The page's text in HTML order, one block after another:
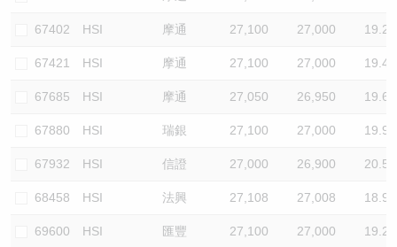
67402 HSI 摩通 27,100 27,000 19.2
67421 HSI 摩通 27,100 27,000 19.4
67685 HSI 摩通 27,050 26,950 19.6
67880 HSI 瑞銀 27,100 27,000 19.9
67932 HSI 信證 27,000 26,900 20.5
68458 HSI 法興 27,108 27,008 18.9
69600 HSI 匯豐 27,100 27,000 19.2